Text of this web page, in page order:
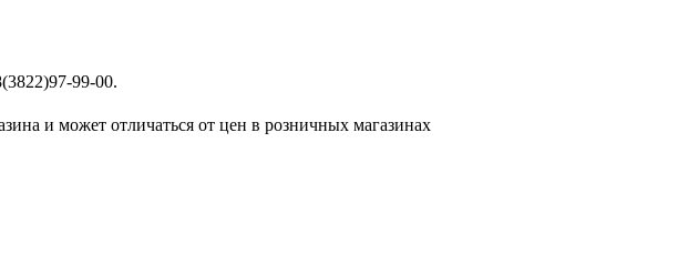
99-00.
и может отличаться от цен в розничных магазинах